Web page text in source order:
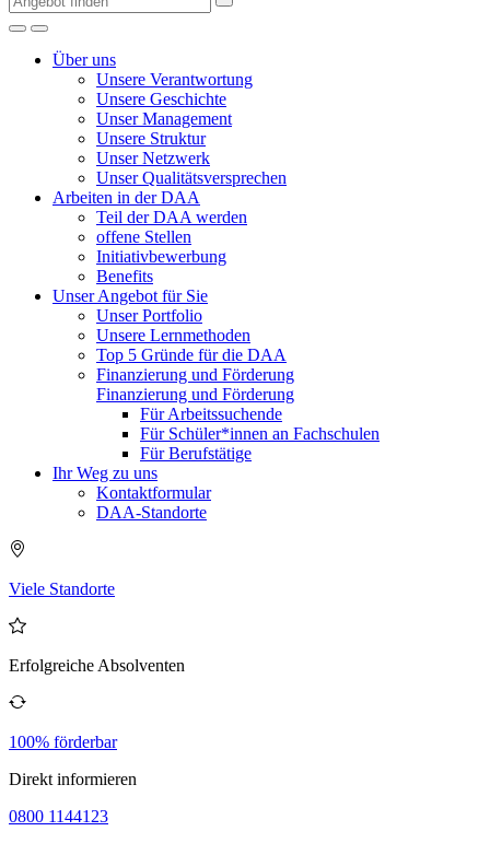
Über uns
Unsere Verantwortung
Unsere Geschichte
Unser Management
Unsere Struktur
Unser Netzwerk
Unser Qualitätsversprechen
Arbeiten in der DAA
Teil der DAA werden
offene Stellen
Initiativbewerbung
Benefits
Unser Angebot für Sie
Unser Portfolio
Unsere Lernmethoden
Top 5 Gründe für die DAA
Finanzierung und Förderung
Finanzierung und Förderung
Für Arbeitssuchende
Für Schüler*innen an Fachschulen
Für Berufstätige
Ihr Weg zu uns
Kontaktformular
DAA-Standorte
Viele Standorte
Erfolgreiche Absolventen
100% förderbar
Direkt informieren
0800 1144123